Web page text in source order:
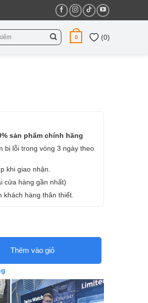
0 (0)
sản phẩm chính hãng
bị lỗi trong vòng 3 ngày theo
khi giao nhận.
cửa hàng gần nhất)
khách hàng thân thiết.
Thêm vào giỏ